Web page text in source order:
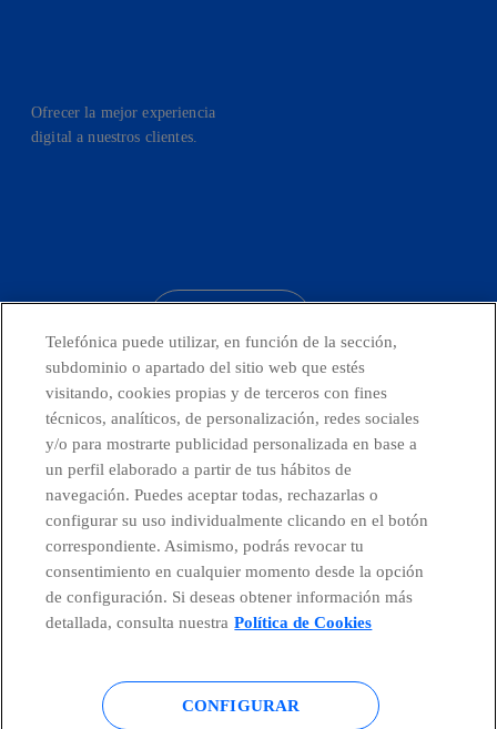
Ofrecer la mejor experiencia
digital a nuestros clientes.
Países y Unidades emergentes
Canal de Denuncias
Centro Global Transparencia
Política de cookies Aviso legal
Telefónica puede utilizar, en función de la sección,
subdominio o apartado del sitio web que estés
visitando, cookies propias y de terceros con fines
técnicos, analíticos, de personalización, redes sociales
y/o para mostrarte publicidad personalizada en base a
un perfil elaborado a partir de tus hábitos de
navegación. Puedes aceptar todas, rechazarlas o
configurar su uso individualmente clicando en el botón
correspondiente. Asimismo, podrás revocar tu
consentimiento en cualquier momento desde la opción
de configuración. Si deseas obtener información más
detallada, consulta nuestra Política de Cookies
CONFIGURAR